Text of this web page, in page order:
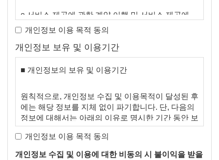
ο 서비스 제공에 관한 계약 이행 및 서비스 제공에
따른 요금정산
콘텐츠 제공 , 구매 및 요금 결제 , 물품배송 또는 청
구지 등 발송 , 금융거래 본인 인증 및 금융 서비스 ,
요금추심
ο 회원 관리
입 의사 확인 , 연령확인 , 만14세 미만 아동 개인정
보 수집 시 법정 대리인 동의여부 확인 , 불만처리 등
민원처리 , 고지사항 전달
ο 마케팅 및 광고에 활용
개인정보 이용 목적 동의
개인정보 보유 및 이용기간
■ 개인정보의 보유 및 이용기간
원칙적으로, 개인정보 수집 및 이용목적이 달성된 후
에는 해당 정보를 지체 없이 파기합니다. 단, 다음의
정보에 대해서는 아래의 이유로 명시한 기간 동안 보
존합니다.
보존 항목 : 로그인ID
개인정보 이용 목적 동의
개인정보 수집 및 이용에 대한 비동의 시 불이익을 받을